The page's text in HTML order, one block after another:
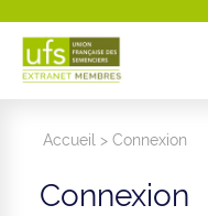
Accueil >Connexion
Connexion